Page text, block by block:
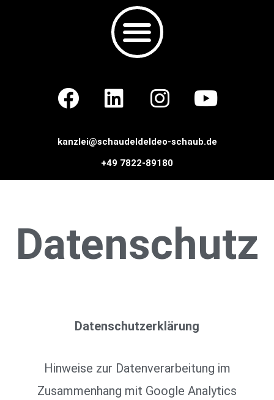
kanzlei@schaudeldeldeo-schaub.de
+49 7822-89180
Datenschutz
Datenschutzerklärung
Hinweise zur Datenverarbeitung im
Zusammenhang mit Google Analytics